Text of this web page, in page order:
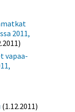
2011,
vapaa-
(1.12.2011)